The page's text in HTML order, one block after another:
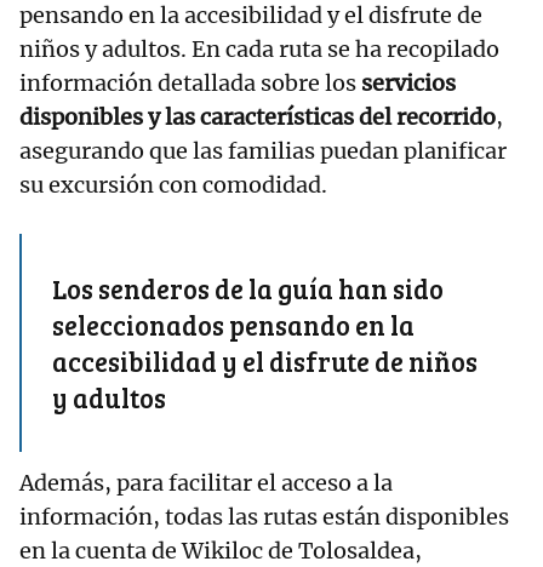
pensando en la accesibilidad y el disfrute de
niños y adultos. En cada ruta se ha recopilado
información detallada sobre los servicios
disponibles y las características del recorrido,
asegurando que las familias puedan planificar
su excursión con comodidad.
Los senderos de la guía han sido
seleccionados pensando en la
accesibilidad y el disfrute de niños
y adultos
Además, para facilitar el acceso a la
información, todas las rutas están disponibles
en la cuenta de Wikiloc de Tolosaldea,